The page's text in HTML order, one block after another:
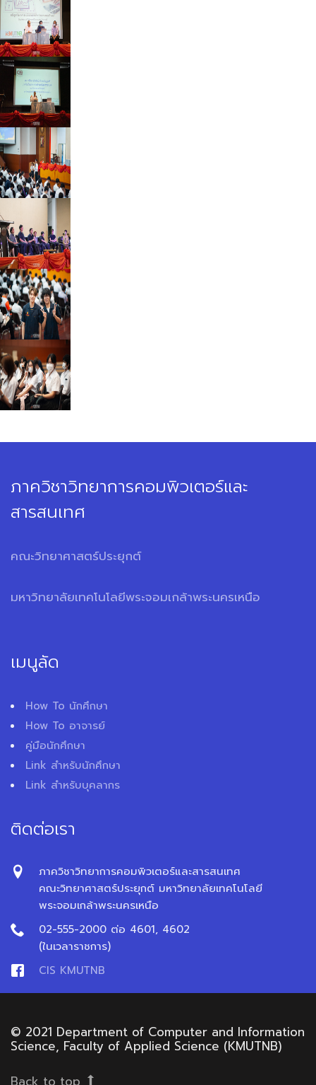
ภาควิชาวิทยาการคอมพิวเตอร์และ
สารสนเทศ
คณะวิทยาศาสตร์ประยุกต์
มหาวิทยาลัยเทคโนโลยีพระจอมเกล้าพระนครเหนือ
เมนูลัด
How To นักศึกษา
How To อาจารย์
คู่มือนักศึกษา
Link สำหรับนักศึกษา
Link สำหรับบุคลากร
ติดต่อเรา
ภาควิชาวิทยาการคอมพิวเตอร์และสารสนเทศ
คณะวิทยาศาสตร์ประยุกต์ มหาวิทยาลัยเทคโนโลยี
พระจอมเกล้าพระนครเหนือ
02-555-2000 ต่อ 4601, 4602
(ในเวลาราชการ)
CIS KMUTNB
© 2021 Department of Computer and Information
Science, Faculty of Applied Science (KMUTNB)